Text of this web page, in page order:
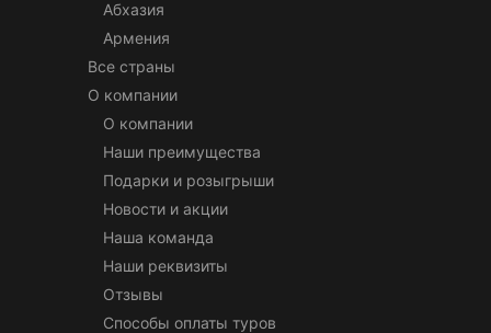
Абхазия
Армения
Все страны
О компании
О компании
Наши преимущества
Подарки и розыгрыши
Новости и акции
Наша команда
Наши реквизиты
Отзывы
Способы оплаты туров